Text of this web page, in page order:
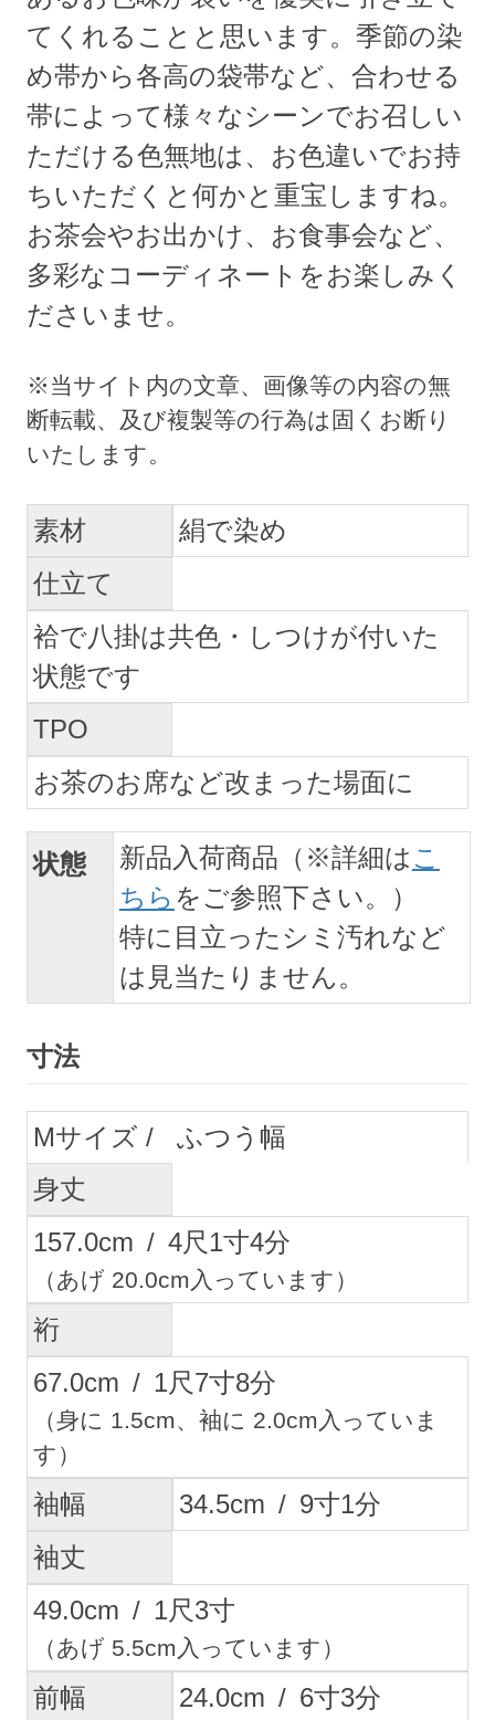
てくれることと思います。季節の染
め帯から各高の袋帯など、合わせる
帯によって様々なシーンでお召しい
ただける色無地は、お色違いでお持
ちいただくと何かと重宝しますね。
お茶会やお出かけ、お食事会など、
多彩なコーディネートをお楽しみく
ださいませ。
素材
絹で染め
仕立て
袷で八掛は共色・しつけが付いた
状態です
TPO
お茶のお席など改まった場面に
状態 新品入荷商品（※詳細は こ
ちら をご参照下さい。）
特に目立ったシミ汚れなど
は見当たりません。
寸法
M
ふつう幅
身丈
157.0cm / 4尺1寸4分
（あげ 20.0cm入っています）
裄
67.0cm / 1尺7寸8分
（身に 1.5cm、袖に 2.0cm入っていま
す）
袖幅 34.5cm / 9寸1分
袖丈
49.0cm / 1尺3寸
（あげ 5.5cm入っています）
前幅 24.0cm / 6寸3分